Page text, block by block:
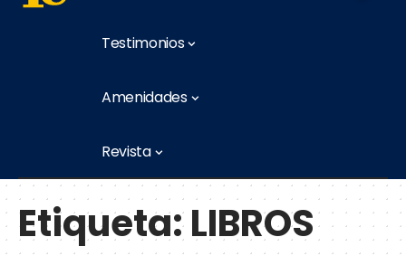
Testimonios
Amenidades
Revista
Etiqueta:LIBROS